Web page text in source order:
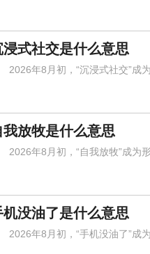
浸式社交是什么意思
年8月初，“沉浸式社交”成
我放牧是什么意思
年8月初，“自我放牧”成为形
机没油了是什么意思
年8月初，“手机没油了”成